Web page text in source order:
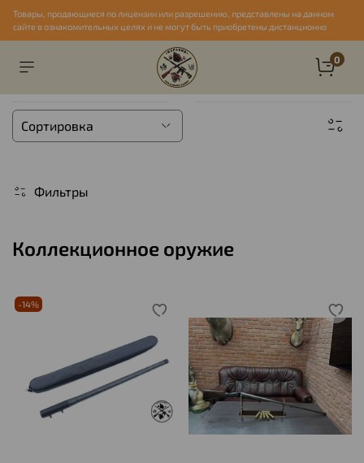
Товары, продающиеся по лицензии или разрешению, представлены на данном
сайте в ознакомительных целях и не могут быть приобретены дистанционно
0
Фильтры
Коллекционное оружие
-14%